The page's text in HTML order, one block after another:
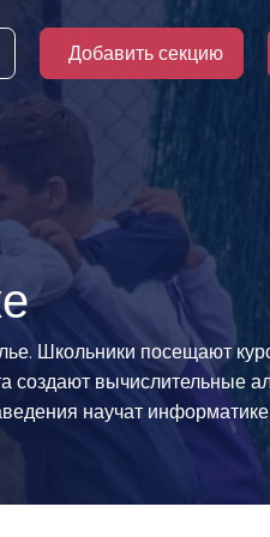
Добавить секцию
Школьники посещают
создают вычислительные
научат